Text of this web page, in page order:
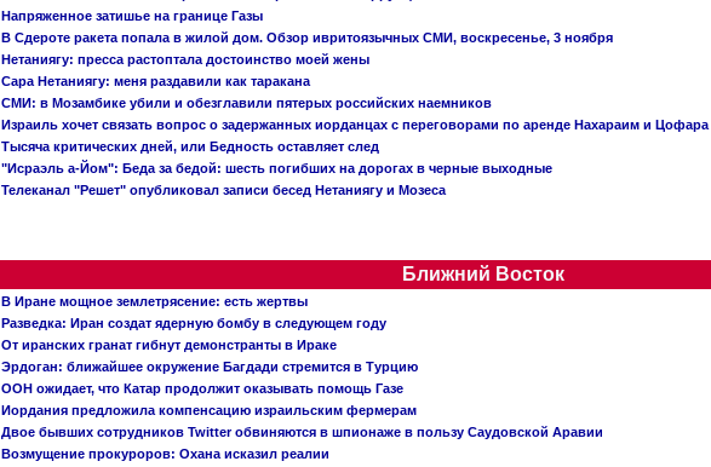
Напряженное затишье на границе Газы
В Сдероте ракета попала в жилой дом. Обзор ивритоязычных СМИ, воскресенье, 3 ноября
Нетаниягу: пресса растоптала достоинство моей жены
Сара Нетаниягу: меня раздавили как таракана
СМИ: в Мозамбике убили и обезглавили пятерых российских наемников
Израиль хочет связать вопрос о задержанных иорданцах с переговорами по аренде Нахараим и Цофара
Тысяча критических дней, или Бедность оставляет след
"Исраэль а-Йом": Беда за бедой: шесть погибших на дорогах в черные выходные
Телеканал "Решет" опубликовал записи бесед Нетаниягу и Мозеса
Ближний Восток
В Иране мощное землетрясение: есть жертвы
Разведка: Иран создат ядерную бомбу в следующем году
От иранских гранат гибнут демонстранты в Ираке
Эрдоган: ближайшее окружение Багдади стремится в Турцию
ООН ожидает, что Катар продолжит оказывать помощь Газе
Иордания предложила компенсацию израильским фермерам
Двое бывших сотрудников Twitter обвиняются в шпионаже в пользу Саудовской Аравии
Возмущение прокуроров: Охана исказил реалии